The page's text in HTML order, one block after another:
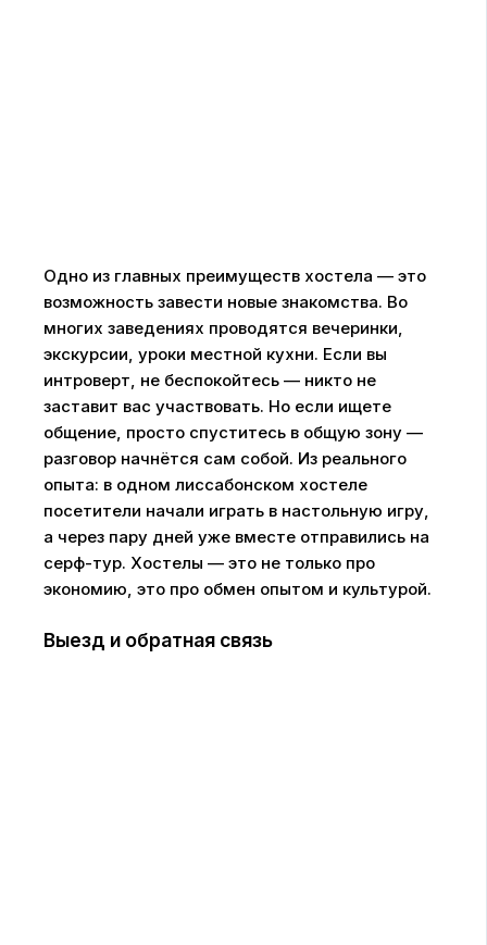
Одно из главных преимуществ хостела — это
возможность завести новые знакомства. Во
многих заведениях проводятся вечеринки,
экскурсии, уроки местной кухни. Если вы
интроверт, не беспокойтесь — никто не
заставит вас участвовать. Но если ищете
общение, просто спуститесь в общую зону —
разговор начнётся сам собой. Из реального
опыта: в одном лиссабонском хостеле
посетители начали играть в настольную игру,
а через пару дней уже вместе отправились на
серф-тур. Хостелы — это не только про
экономию, это про обмен опытом и культурой.
Выезд и обратная связь